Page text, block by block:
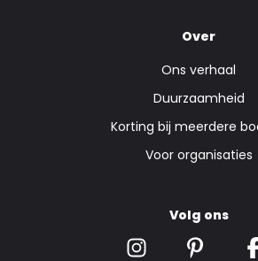
Over
Ons verhaal
Duurzaamheid
Korting bij meerdere
Voor organisaties
Volg ons